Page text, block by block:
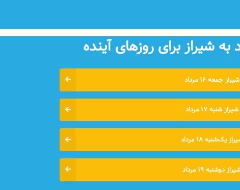
شیراز برای روزهای آينده